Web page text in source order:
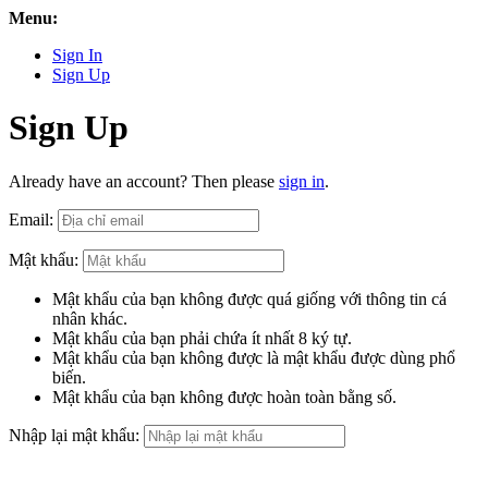
Menu:
Sign In
Sign Up
Sign Up
Already have an account? Then please sign in.
Email:
Mật khẩu:
Mật khẩu của bạn không được quá giống với thông tin cá
nhân khác.
Mật khẩu của bạn phải chứa ít nhất 8 ký tự.
Mật khẩu của bạn không được là mật khẩu được dùng phổ
biến.
Mật khẩu của bạn không được hoàn toàn bằng số.
Nhập lại mật khẩu: